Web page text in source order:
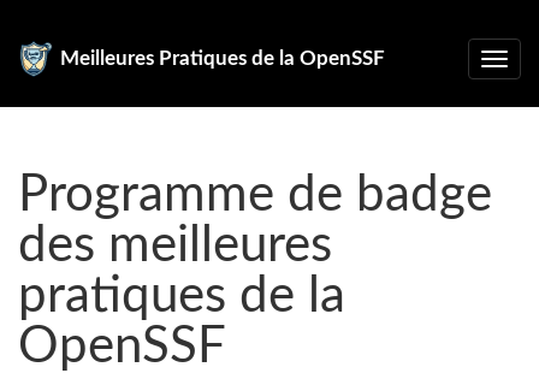
Meilleures Pratiques de la OpenSSF
Programme de badge
des meilleures
pratiques de la
OpenSSF